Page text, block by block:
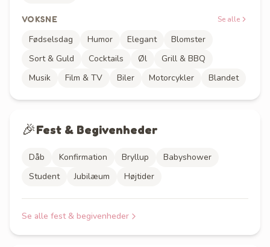
VOKSNE Se alle
Fødselsdag Humor Elegant
Blomster
Sort & Guld
Cocktails Øl
Grill & BBQ
Musik
Film & TV Biler Motorcykler Blandet
🎉Fest & Begivenheder
Dåb Konfirmation Bryllup
Babyshower
Student
Jubilæum Højtider
Se alle fest & begivenheder